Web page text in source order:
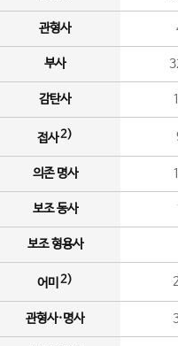
관형사
부사
감탄사
접사2)
의존 명사
보조 동사
보조 형용사
어미 2)
관형사·명사